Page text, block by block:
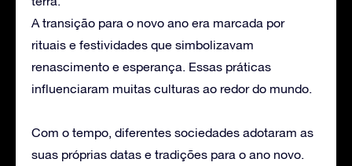
A transição para o novo ano era marcada por
rituais e festividades que simbolizavam
renascimento e esperança. Essas práticas
influenciaram muitas culturas ao redor do mundo.
Com o tempo, diferentes sociedades adotaram as
suas próprias datas e tradições para o ano novo.